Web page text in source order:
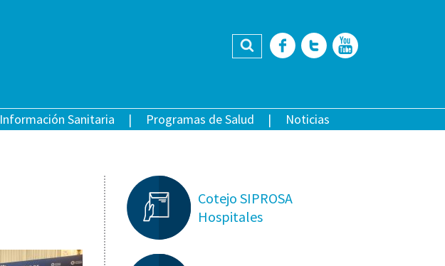
Buscar Facebook
Twitter
Información Sanitaria Programas de Salud Noticias
Cotejo SIPROSA
Hospitales